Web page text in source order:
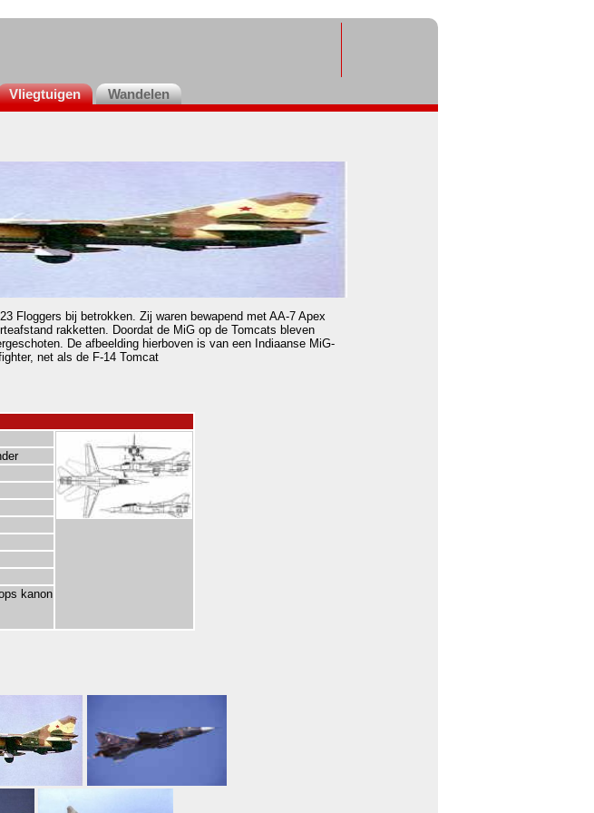
Vliegtuigen Wandelen
Floggers bij betrokken. Zij waren bewapend met AA-7 Apex
rakketten. Doordat de MiG op de Tomcats bleven
De afbeelding hierboven is van een Indiaanse MiG-
net als de F-14 Tomcat
kanon